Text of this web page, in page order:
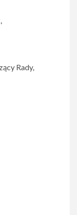
Rady,